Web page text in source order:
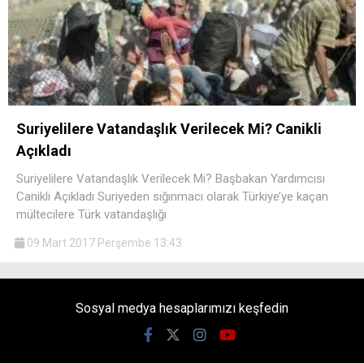
Suriyelilere Vatandaşlık Verilecek Mi? Canikli
Açıkladı
Suriyelilere Vatandaşlık Verilecek Mi? Başbakan Yardımcısı
Canikli Açıkladı Suriyeden sığınmacı olarak Türkiye’ye kaçan
mültecilere Türk vatandaşlığı
09 Mart 2017 Perşembe 13:43
Sosyal medya hesaplarımızı keşfedin